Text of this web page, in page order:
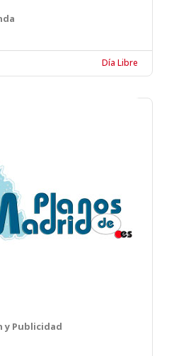
Día Libre
y Publicidad